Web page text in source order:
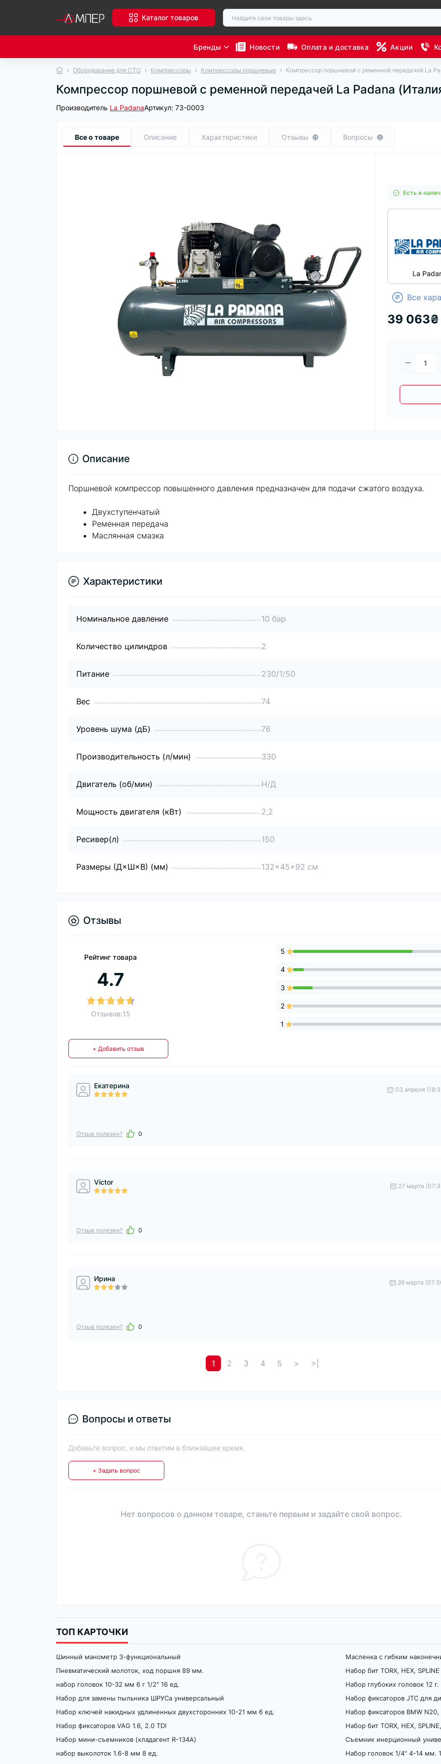
Каталог товаров
Бренды Новости Оплата и доставка Акции
Оборудование для СТО Компрессоры Компрессоры поршневые Компрессор поршневой с ременной передачей La
Компрессор поршневой с ременной передачей La Padana
Производитель La PadanaАртикул: 73-0003
Все о товаре Описание Характеристики Отзывы 15 Вопросы 0
Есть в
La
Все
39 063₴
Описание
Поршневой компрессор повышенного давления предназначен для подачи сжатого воздуха.
Двухступенчатый
Ременная передача
Маслянная смазка
Характеристики
Номинальное давление 10 бар
Количество цилиндров 2
Питание 230/1/50
Вес 74
Уровень шума (дБ) 76
Производительность (л/мин) 330
Двигатель (об/мин) Н/Д
Мощность двигателя (кВт) 2,2
Ресивер(л) 150
Размеры (Д×Ш×В) (мм) 132x45x92 см
Отзывы
Рейтинг товара
4.7
Отзывов:15
5
4
3
2
1
+ Добавить отзыв
Екатерина 03 апреля
Отзыв полезен? 0
Victor 27 марта
Отзыв полезен? 0
Ирина 26 марта
Отзыв полезен? 0
1 2 3 4 5 > >|
Вопросы и ответы
Добавьте вопрос, и мы ответим в ближайшее время.
+ Задать вопрос
Нет вопросов о данном товаре, станьте первым и задайте свой вопрос.
ТОП КАРТОЧКИ
Шинный манометр 3-функциональный
Масленка с гибким
Пневматический молоток, ход поршня 89 мм.
Набор бит TORX, HEX,
набор головок 10-32 мм 6 г 1/2" 16 ед.
Набор глубоких головок 12
Набор для замены пыльника ШРУСа универсальный
Набор фиксаторов JTC для
Набор ключей накидных удлиненных двухсторонних 10-21 мм 6 ед.
Набор фиксаторов BMW N20,
Набор фиксаторов VAG 1.6, 2.0 TDI
Набор бит TORX, HEX,
Набор мини-съемников (хладагент R-134A)
Съемник инерционный
набор выколоток 1.6-8 мм 8 ед.
Набор головок 1/4" 4-14 мм.